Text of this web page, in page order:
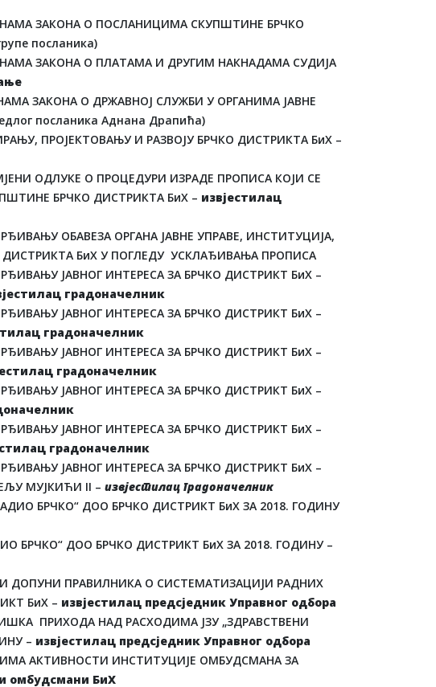
ЗАКОНА О ПОСЛАНИЦИМА СКУПШТИНЕ БРЧКО
посланика)
ЗАКОНА О ПЛАТАМА И ДРУГИМ НАКНАДАМА СУДИЈА
ЗАКОНА О ДРЖАВНОЈ СЛУЖБИ У ОРГАНИМА ЈАВНЕ
посланика Аднана Драпића)
ПРОЈЕКТОВАЊУ И РАЗВОЈУ БРЧКО ДИСТРИКТА БиХ –
ОДЛУКЕ О ПРОЦЕДУРИ ИЗРАДЕ ПРОПИСА КОЈИ СЕ
БРЧКО ДИСТРИКТА БиХ – извјестилац
ОБАВЕЗА ОРГАНА ЈАВНЕ УПРАВЕ, ИНСТИТУЦИЈА,
БиХ У ПОГЛЕДУ УСКЛАЂИВАЊА ПРОПИСА
ЈАВНОГ ИНТЕРЕСА ЗА БРЧКО ДИСТРИКТ БиХ –
градоначелник
ЈАВНОГ ИНТЕРЕСА ЗА БРЧКО ДИСТРИКТ БиХ –
градоначелник
ЈАВНОГ ИНТЕРЕСА ЗА БРЧКО ДИСТРИКТ БиХ –
градоначелник
ЈАВНОГ ИНТЕРЕСА ЗА БРЧКО ДИСТРИКТ БиХ –
ЈАВНОГ ИНТЕРЕСА ЗА БРЧКО ДИСТРИКТ БиХ –
градоначелник
ЈАВНОГ ИНТЕРЕСА ЗА БРЧКО ДИСТРИКТ БиХ –
МУЈКИЋИ II – извјестилац градоначелник
БРЧКО“ ДОО БРЧКО ДИСТРИКТ БиХ ЗА 2018. ГОДИНУ
БРЧКО“ ДОО БРЧКО ДИСТРИКТ БиХ ЗА 2018. ГОДИНУ –
ДОПУНИ ПРАВИЛНИКА О СИСТЕМАТИЗАЦИЈИ РАДНИХ
БиХ – извјестилац предсједник Управног одбора
ПРИХОДА НАД РАСХОДИМА ЈЗУ „ЗДРАВСТВЕНИ
– извјестилац предсједник Управног одбора
АКТИВНОСТИ ИНСТИТУЦИЈЕ ОМБУДСМАНА ЗА
омбудсмани БиХ